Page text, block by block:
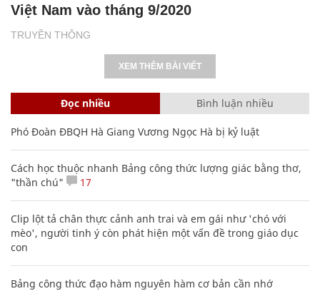
TRUYỀN THÔNG
Việt Nam vào tháng 9/2020
XEM THÊM BÀI VIẾT
Đọc nhiều Bình luận nhiều
Phó Đoàn ĐBQH Hà Giang Vương Ngọc Hà bị kỷ luật
Cách học thuộc nhanh Bảng công thức lượng giác bằng thơ,
"thần chú"
17
Clip lột tả chân thực cảnh anh trai và em gái như 'chó với
mèo', người tinh ý còn phát hiện một vấn đề trong giáo dục
con
Bảng công thức đạo hàm nguyên hàm cơ bản cần nhớ